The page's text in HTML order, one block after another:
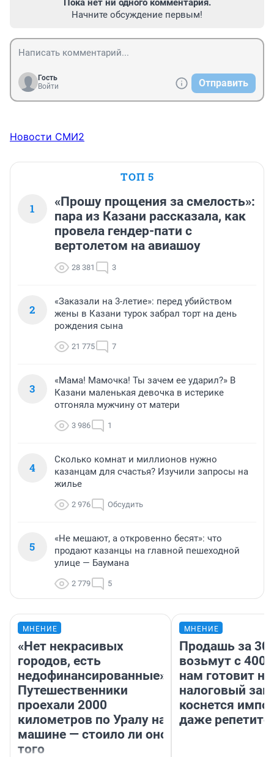
Пока нет ни одного комментария.
Начните обсуждение первым!
Гость
Войти
Отправить
Новости СМИ2
ТОП 5
1
«Прошу прощения за смелость»:
пара из Казани рассказала, как
провела гендер-пати с
вертолетом на авиашоу
28 381 3
2
«Заказали на 3-летие»: перед убийством
жены в Казани турок забрал торт на день
рождения сына
21 775 7
3
«Мама! Мамочка! Ты зачем ее ударил?» В
Казани маленькая девочка в истерике
отгоняла мужчину от матери
3 986 1
4
Сколько комнат и миллионов нужно
казанцам для счастья? Изучили запросы на
жилье
2 976 Обсудить
5
«Не мешают, а откровенно бесят»: что
продают казанцы на главной пешеходной
улице — Баумана
2 779 5
МНЕНИЕ
«Нет некрасивых
городов, есть
недофинансированные».
Путешественники
проехали 2000
километров по Уралу на
машине — стоило ли оно
того
МНЕНИЕ
Продашь за
возьмут с
нам готовит
налоговый
коснется
даже